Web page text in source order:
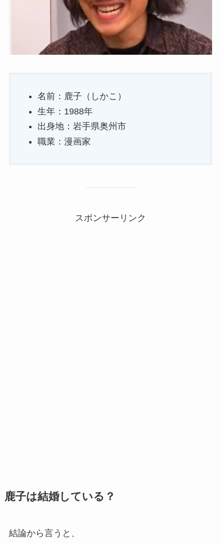
名前：鹿子（しかこ）
生年：1988年
出身地：岩手県奥州市
職業：漫画家
スポンサーリンク
鹿子は結婚している？
結論から言うと、